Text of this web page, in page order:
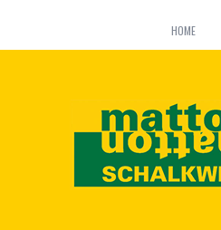
HOME